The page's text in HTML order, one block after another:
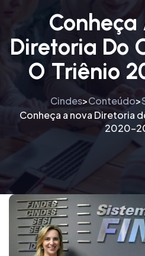
Conheça
Diretoria Do
O Triênio
Cindes>Conteúdo>
Conheça a nova Diretoria
2020-